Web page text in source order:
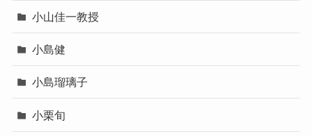
小山佳一教授
小島健
小島瑠璃子
小栗旬